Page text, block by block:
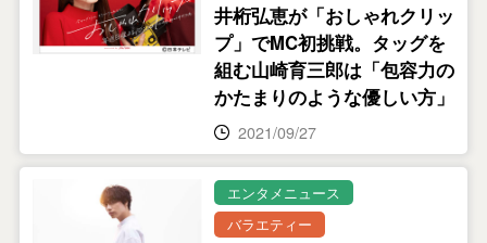
井桁弘恵が「おしゃれクリッ
プ」でMC初挑戦。タッグを
組む山崎育三郎は「包容力の
かたまりのような優しい方」
2021/09/27
エンタメニュース
バラエティー